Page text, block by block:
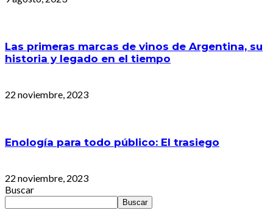
Las primeras marcas de vinos de Argentina, su
historia y legado en el tiempo
22 noviembre, 2023
Enología para todo público: El trasiego
22 noviembre, 2023
Buscar
Buscar